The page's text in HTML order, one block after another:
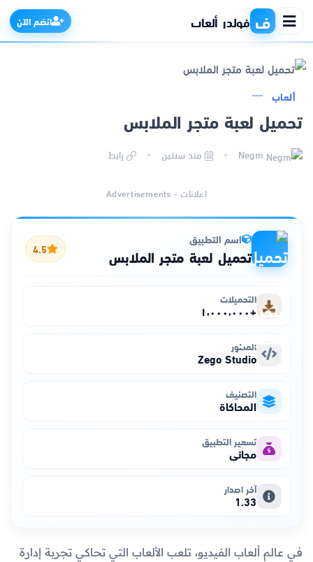
ف فولدر ألعاب انضم الآن
التطبيقات
ذكاء اصطناعي
ألعاب
تحميل لعبة متجر الملابس
منذ سنتين رابط
اعلانات - Advertisements
اسم التطبيق
تحميل لعبة متجر الملابس 4.5
التحميلات
+١٬٠٠٠٬٠٠٠
المطور
Zego Studio
التصنيف
المحاكاة
تسعير التطبيق
مجاني
آخر اصدار
1.33
في عالم ألعاب الفيديو، تلعب الألعاب التي تحاكي تجربة إدارة